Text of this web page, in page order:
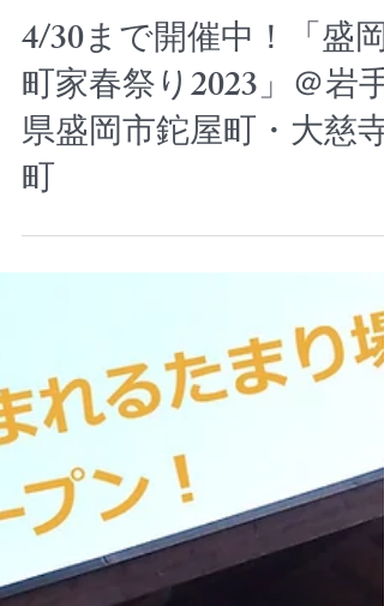
4/30まで開催中！「盛岡
町家春祭り2023」＠岩手
県盛岡市鉈屋町・大慈寺